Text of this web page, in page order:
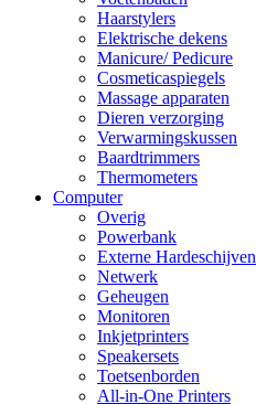
Haarstylers
Elektrische dekens
Manicure/ Pedicure
Cosmeticaspiegels
Massage apparaten
Dieren verzorging
Verwarmingskussen
Baardtrimmers
Thermometers
Computer
Overig
Powerbank
Externe Hardeschijven
Netwerk
Geheugen
Monitoren
Inkjetprinters
Speakersets
Toetsenborden
All-in-One Printers